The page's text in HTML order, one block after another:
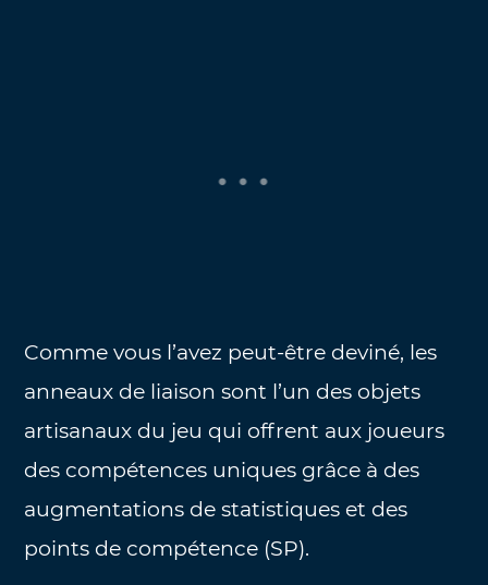
Comme vous l’avez peut-être deviné, les
anneaux de liaison sont l’un des objets
artisanaux du jeu qui offrent aux joueurs
des compétences uniques grâce à des
augmentations de statistiques et des
points de compétence (SP).